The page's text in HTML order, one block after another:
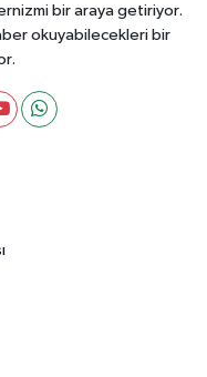
bir araya getiriyor.
okuyabilecekleri bir